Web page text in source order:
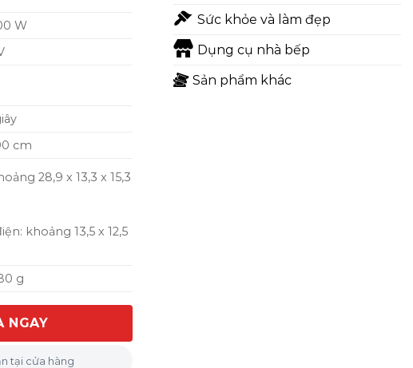
W
cm
28,9 x 13,3 x 15,3
khoảng 13,5 x 12,5
g
SDBK 2400 E1 màu xám số lượng
NGAY
tại cửa hàng
Sức khỏe và làm đẹp
Dụng cụ nhà bếp
Sản phẩm khác